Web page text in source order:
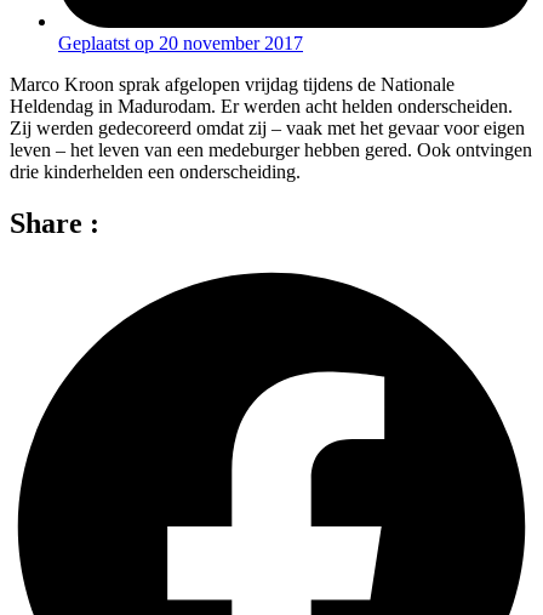
Geplaatst op 20 november 2017
Marco Kroon sprak afgelopen vrijdag tijdens de Nationale
Heldendag in Madurodam. Er werden acht helden onderscheiden.
Zij werden gedecoreerd omdat zij – vaak met het gevaar voor eigen
leven – het leven van een medeburger hebben gered. Ook ontvingen
drie kinderhelden een onderscheiding.
Share :